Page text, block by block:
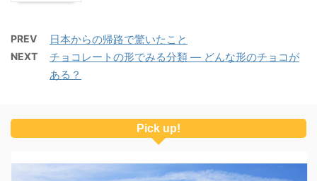
PREV 日本からの帰路で驚いたこと
NEXT
チョコレートの形でみる分類 ― どんな形のチョコが
ある？
Pick up!